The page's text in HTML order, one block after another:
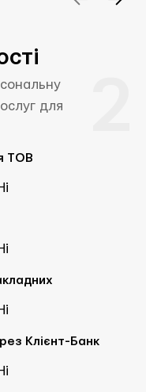
для
ТОВ
Клієнт-Банк